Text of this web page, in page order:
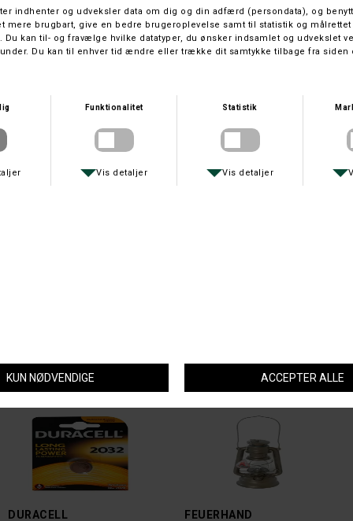
BLASER PANDELAMPE HT 300
DKK 299,-
BLASER LYGTE EDL 150
DKK 249,-
DKK 299,-
DURACELL FEUERHAND